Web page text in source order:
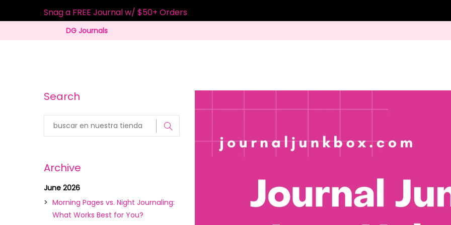
Snag a FREE Journal w/ $50+ Orders
DG Journals
Search
Archive
June 2026
Morning Pages vs. Night Journaling:
What Works Best for You?